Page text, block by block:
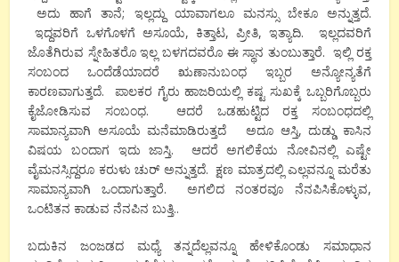
ಅದು ಹಾಗೆ ತಾನೆ; ಇಲ್ಲದ್ದು ಯಾವಾಗಲೂ ಮನಸ್ಸು ಬೇಕೂ ಅನ್ನುತ್ತದೆ.
ಇದ್ದವರಿಗೆ ಒಳಗೊಳಗೆ ಅಸೂಯೆ, ಕಿತ್ತಾಟ, ಪ್ರೀತಿ, ಇತ್ಯಾದಿ. ಇಲ್ಲದವರಿಗೆ
ಜೊತೆಗಿರುವ ಸ್ನೇಹಿತರೊ ಇಲ್ಲ ಬಳಗದವರೊ ಈ ಸ್ಥಾನ ತುಂಬುತ್ತಾರೆ. ಇಲ್ಲಿ ರಕ್ತ
ಸಂಬಂದ ಒಂದೆಡೆಯಾದರೆ ಋಣಾನುಬಂಧ ಇಬ್ಬರ ಅನ್ಯೋನ್ಯತೆಗೆ
ಕಾರಣವಾಗುತ್ತದೆ. ಪಾಲಕರ ಗೈರು ಹಾಜರಿಯಲ್ಲಿ ಕಷ್ಟ ಸುಖಕ್ಕೆ ಒಬ್ಬರಿಗೊಬ್ಬರು
ಕೈಜೋಡಿಸುವ ಸಂಬಂಧ. ಆದರೆ ಒಡಹುಟ್ಟಿದ ರಕ್ತ ಸಂಬಂಧದಲ್ಲಿ
ಸಾಮಾನ್ಯವಾಗಿ ಅಸೂಯೆ ಮನೆಮಾಡಿರುತ್ತದೆ ಅದೂ ಆಸ್ತಿ, ದುಡ್ಡು ಕಾಸಿನ
ವಿಷಯ ಬಂದಾಗ ಇದು ಜಾಸ್ತಿ. ಆದರೆ ಅಗಲಿಕೆಯ ನೋವಿನಲ್ಲಿ ಎಷ್ಟೇ
ವೈಮನಸ್ಸಿದ್ದರೂ ಕರುಳು ಚುರ್ ಅನ್ನುತ್ತದೆ. ಕ್ಷಣ ಮಾತ್ರದಲ್ಲಿ ಎಲ್ಲವನ್ನೂ ಮರೆತು
ಸಾಮಾನ್ಯವಾಗಿ ಒಂದಾಗುತ್ತಾರೆ. ಅಗಲಿದ ನಂತರವೂ ನೆನಪಿಸಿಕೊಳ್ಳುವ,
ಒಂಟಿತನ ಕಾಡುವ ನೆನಪಿನ ಬುತ್ತಿ..
ಬದುಕಿನ ಜಂಜಡದ ಮಧ್ಯೆ ತನ್ನದೆಲ್ಲವನ್ನೂ ಹೇಳಿಕೊಂಡು ಸಮಾಧಾನ